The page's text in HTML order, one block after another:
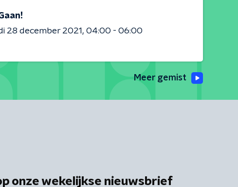
28 december 2021
04:00 - 06:00
Meer gemist
onze wekelijkse nieuwsbrief